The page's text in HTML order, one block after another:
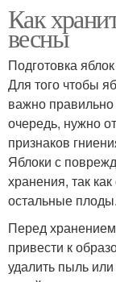
Как
весны
Подготовка
Для того чтобы
важно
очередь, нужно
признаков
Яблоки с
хранения, так
остальные плоды.
Перед
привести к
удалить пыль